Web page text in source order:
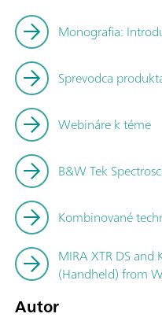
Monografia:
Sprevodca
Webináre k téme
B&W Tek
Kombinované
MIRA XTR DS
(Handheld) from
Autor